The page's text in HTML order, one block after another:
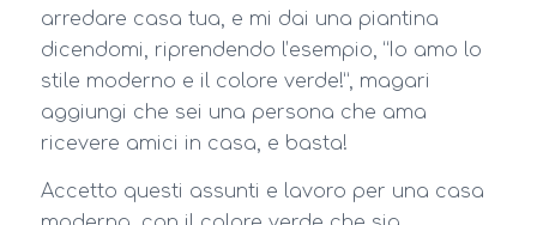
arredare casa tua, e mi dai una piantina
dicendomi, riprendendo l’esempio, “Io amo lo
stile moderno e il colore verde!”, magari
aggiungi che sei una persona che ama
ricevere amici in casa, e basta!
Accetto questi assunti e lavoro per una casa